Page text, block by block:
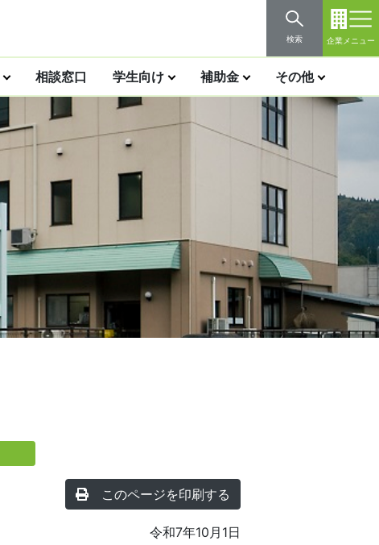
検索 企業メニュー
相談窓口 学生向け 補助金 その他
このページを印刷する
令和7年10月1日